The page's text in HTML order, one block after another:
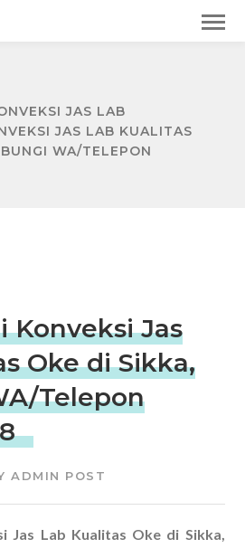
JAS LAB
JAS LAB KUALITAS
WA/TELEPON
Konveksi Jas
Oke di Sikka,
Telepon
ADMIN POST
Jas Lab Kualitas Oke di Sikka,